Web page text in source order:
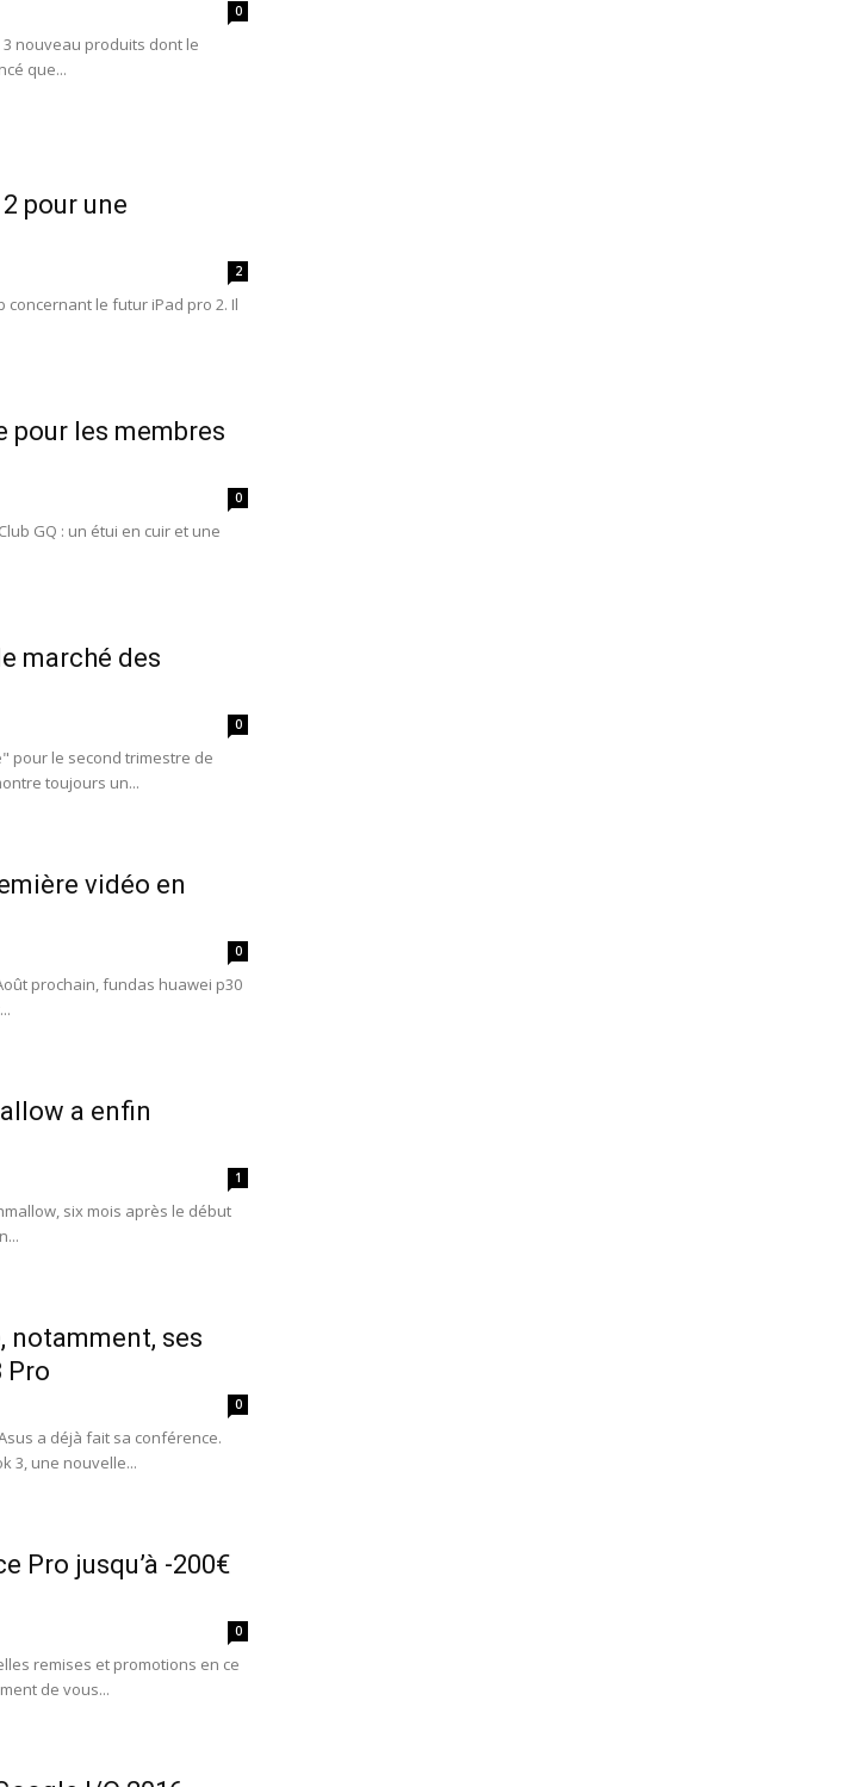
0
nouveau produits dont le
que...
pour une
2
le futur iPad pro 2. Il
pour les membres
0
GQ : un étui en cuir et une
marché des
0
pour le second trimestre de
toujours un...
vidéo en
0
prochain, fundas huawei p30
a enfin
1
six mois après le début
notamment, ses
Pro
0
a déjà fait sa conférence.
3, une nouvelle...
Pro jusqu’à -200€
0
remises et promotions en ce
de vous...